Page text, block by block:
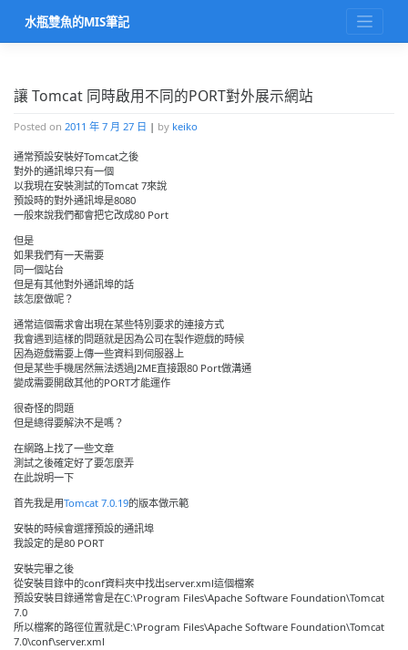
水瓶雙魚的MIS筆記
讓 Tomcat 同時啟用不同的PORT對外展示網站
Posted on 2011 年 7 月 27 日 | by keiko
通常預設安裝好Tomcat之後
對外的通訊埠只有一個
以我現在安裝測試的Tomcat 7來說
預設時的對外通訊埠是8080
一般來說我們都會把它改成80 Port
但是
如果我們有一天需要
同一個站台
但是有其他對外通訊埠的話
該怎麼做呢？
通常這個需求會出現在某些特別要求的連接方式
我會遇到這樣的問題就是因為公司在製作遊戲的時候
因為遊戲需要上傳一些資料到伺服器上
但是某些手機居然無法透過J2ME直接跟80 Port做溝通
變成需要開啟其他的PORT才能運作
很奇怪的問題
但是總得要解決不是嗎？
在網路上找了一些文章
測試之後確定好了要怎麼弄
在此說明一下
首先我是用Tomcat 7.0.19的版本做示範
安裝的時候會選擇預設的通訊埠
我設定的是80 PORT
安裝完畢之後
從安裝目錄中的conf資料夾中找出server.xml這個檔案
預設安裝目錄通常會是在C:\Program Files\Apache Software Foundation\Tomcat
7.0
所以檔案的路徑位置就是C:\Program Files\Apache Software Foundation\Tomcat
7.0\conf\server.xml